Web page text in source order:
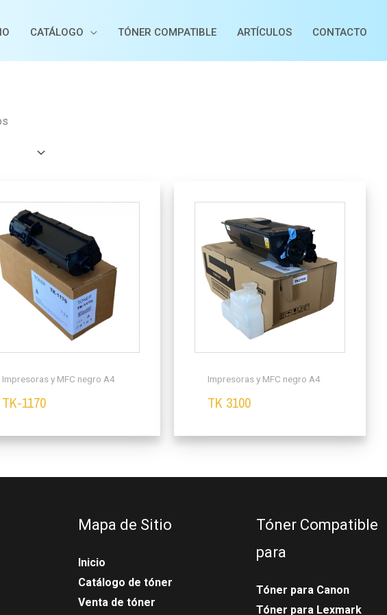
CATÁLOGO TÓNER COMPATIBLE ARTÍCULOS CONTACTO
Impresoras y MFC negro A4
TK-1170
Impresoras y MFC negro A4
TK 3100
Mapa de Sitio
Inicio
Catálogo de tóner
Venta de tóner
Tóner Compatible
para
Tóner para Canon
Tóner para Lexmark